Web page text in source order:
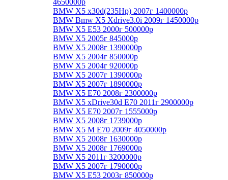
4650000р
BMW X5 x30d(235Hp) 2007г 1400000р
BMW Bmw X5 Xdrive3.0i 2009г 1450000р
BMW X5 E53 2000г 500000р
BMW X5 2005г 845000р
BMW X5 2008г 1390000р
BMW X5 2004г 850000р
BMW X5 2004г 920000р
BMW X5 2007г 1390000р
BMW X5 2007г 1890000р
BMW X5 E70 2008г 2300000р
BMW X5 xDrive30d E70 2011г 2900000р
BMW X5 E70 2007г 1555000р
BMW X5 2008г 1739000р
BMW X5 M E70 2009г 4050000р
BMW X5 2008г 1630000р
BMW X5 2008г 1769000р
BMW X5 2011г 3200000р
BMW X5 2007г 1790000р
BMW X5 E53 2003г 850000р